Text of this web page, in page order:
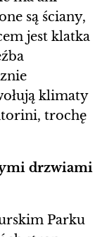
są ściany,
jest klatka
klimaty
trochę
drzwiami
Parku